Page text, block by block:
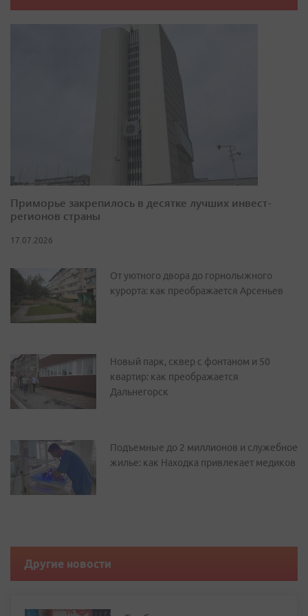
Приморье закрепилось в десятке лучших инвест-
регионов страны
17.07.2026
От уютного двора до горнолыжного
курорта: как преображается Арсеньев
Новый парк, сквер с фонтаном и 50
квартир: как преображается
Дальнегорск
Подъемные до 2 миллионов и служебное
жилье: как Находка привлекает медиков
Другие новости